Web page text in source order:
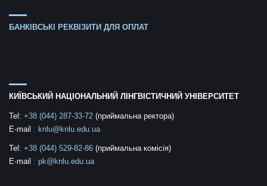
БАНКІВСЬКІ РЕКВІЗИТИ ДЛЯ ОПЛАТ
КИЇВСЬКИЙ НАЦІОНАЛЬНИЙ ЛІНГВІСТИЧНИЙ УНІВЕРСИТЕТ
Tel: +38 (044) 287-33-72 (приймальна ректора)
E-mail : knlu@knlu.edu.ua
Tel: +38 (044) 529-82-86 (приймальна комісія)
E-mail : pk@knlu.edu.ua